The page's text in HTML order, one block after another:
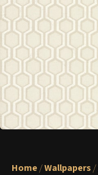
Home/Wallpapers/